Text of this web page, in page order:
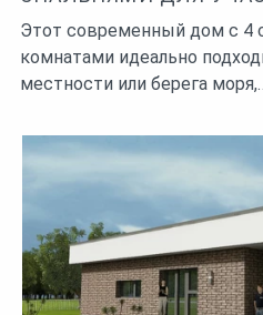
Этот современный дом с 4
комнатами идеально
местности или берега